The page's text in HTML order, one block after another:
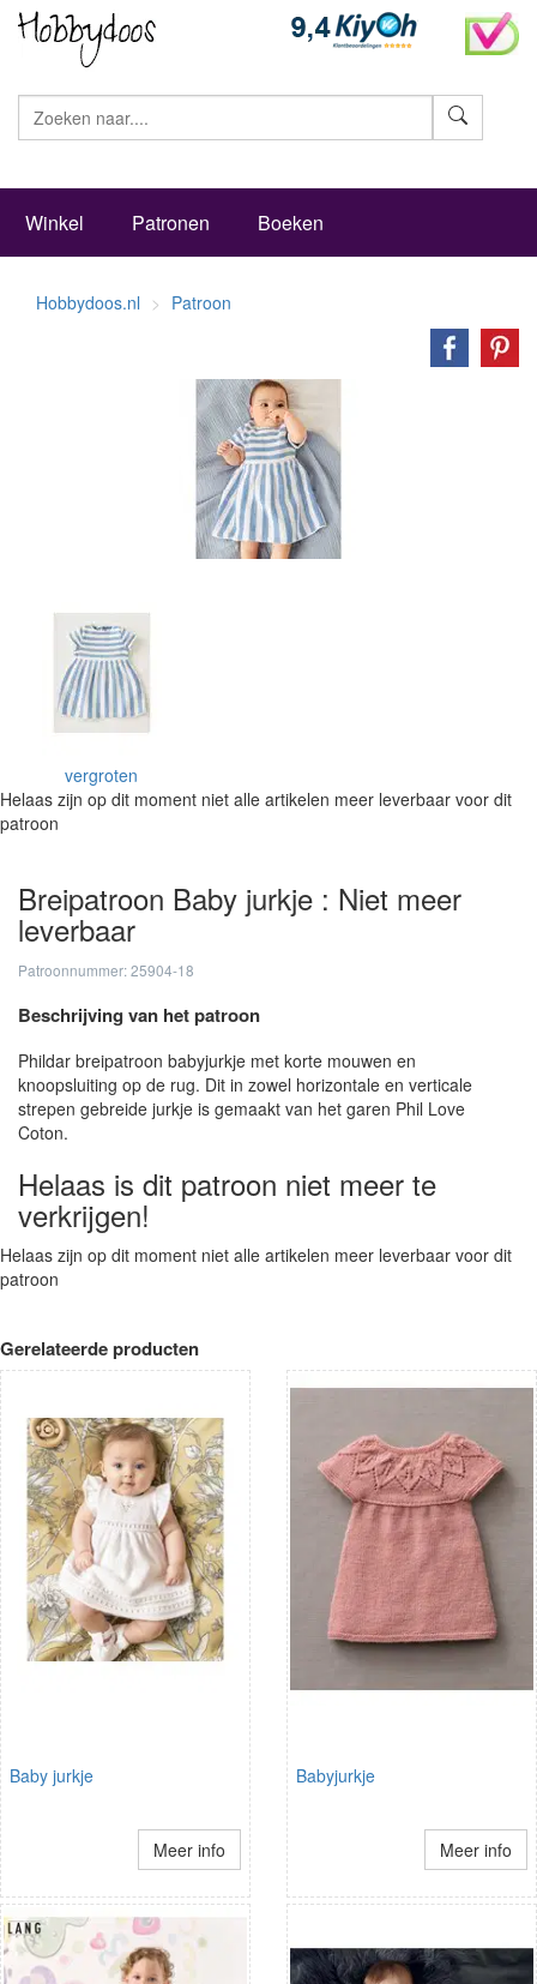
Winkel Patronen Boeken
Hobbydoos.nl Patroon
vergroten
Helaas zijn op dit moment niet alle artikelen meer leverbaar voor dit
patroon
Breipatroon Baby jurkje : Niet meer
leverbaar
Patroonnummer: 25904-18
Beschrijving van het patroon
Phildar breipatroon babyjurkje met korte mouwen en
knoopsluiting op de rug. Dit in zowel horizontale en verticale
strepen gebreide jurkje is gemaakt van het garen Phil Love
Coton.
Helaas is dit patroon niet meer te
verkrijgen!
Helaas zijn op dit moment niet alle artikelen meer leverbaar voor dit
patroon
Gerelateerde producten
Baby jurkje
Meer info
Babyjurkje
Meer info